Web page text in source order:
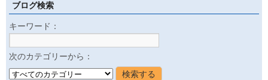
ブログ検索
キーワード：
次のカテゴリーから：